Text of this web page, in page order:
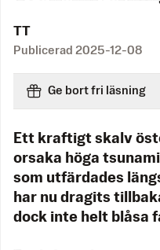
TT
Publicerad 2025-12-08
Ge bort fri läsning
Ett kraftigt skalv
orsaka höga
som utfärdades
har nu dragits
dock inte helt blåsa